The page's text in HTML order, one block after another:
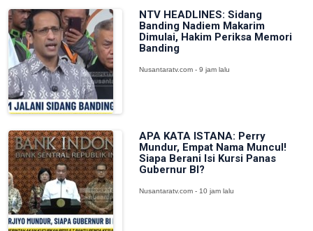
NTV HEADLINES: Sidang
Banding Nadiem Makarim
Dimulai, Hakim Periksa Memori
Banding
Nusantaratv.com - 9 jam lalu
APA KATA ISTANA: Perry
Mundur, Empat Nama Muncul!
Siapa Berani Isi Kursi Panas
Gubernur BI?
Nusantaratv.com - 10 jam lalu